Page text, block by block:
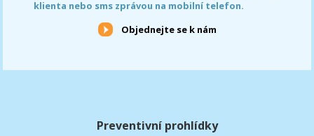
klienta nebo sms zprávou na mobilní telefon.
Objednejte se k nám
Preventivní prohlídky